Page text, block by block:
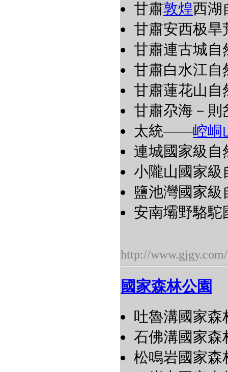
甘肅敦煌西湖
甘肅安西极旱
甘肅連古城自
甘肅白水江自
甘肅蓮花山自
甘肅尕海－則
太統――崆峒
連城國家級自
小隴山國家級
鹽池灣國家級
安南壩野駱駝
http://www.gjgy.com/
國家森林公園
吐魯溝國家森
石佛溝國家森
松鳴岩國家森